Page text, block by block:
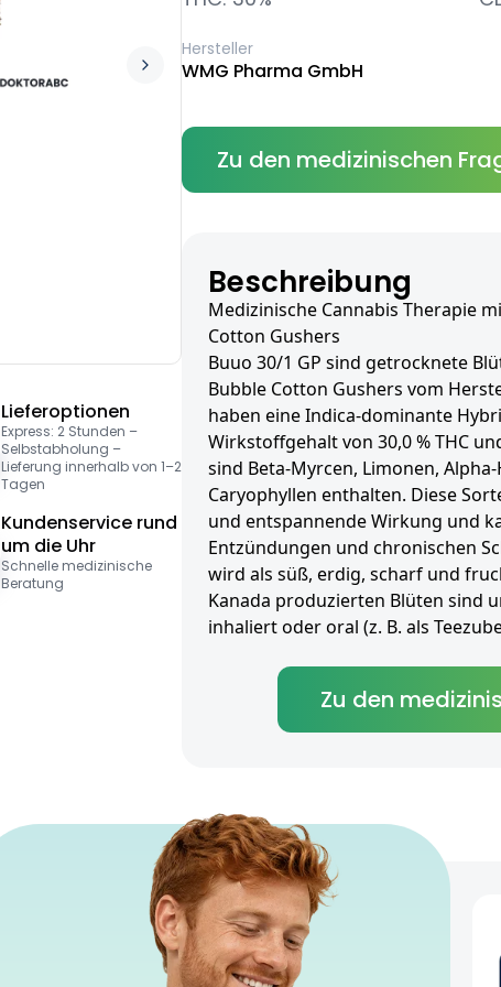
Lieferoptionen
Express: 2 Stunden –
Selbstabholung –
Lieferung innerhalb von 1–2
Tagen
Kundenservice rund
um die Uhr
Schnelle medizinische
Beratung
Hersteller
WMG Pharma GmbH
Zu den medizinischen
Beschreibung
Medizinische Cannabis Therapie
Cotton Gushers
Buuo 30/1 GP sind getrocknete
Bubble Cotton Gushers vom
haben eine Indica-dominante
Wirkstoffgehalt von 30,0 % THC
sind Beta-Myrcen, Limonen,
Caryophyllen enthalten. Diese
und entspannende Wirkung und
Entzündungen und chronischen
wird als süß, erdig, scharf und
Kanada produzierten Blüten sind
inhaliert oder oral (z. B. als
Zu den